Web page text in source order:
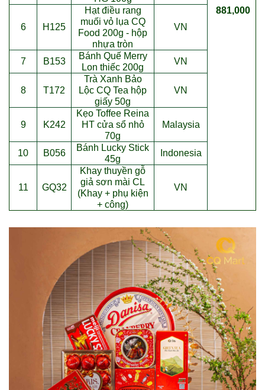
881,000
6 H125
Hạt điều rang
muối vỏl ụa CQ
Food 200g - hộp
nhựa tròn
VN
7 B153
Bánh QuếMerry
Lon thiếc 200g
VN
8 T172
Trà Xanh Bảo
Lộc CQ Tea hộp
giấy 50g
VN
9 K242
Kẹo Toffee Reina
HT cửa sổnhỏ
70g
Malaysia
10 B056
Bánh Lucky Stick
45g
Indonesia
11 GQ32
Khay thuyền gỗ
giả sơn mài CL
(Khay + phụ kiện
+ công)
VN